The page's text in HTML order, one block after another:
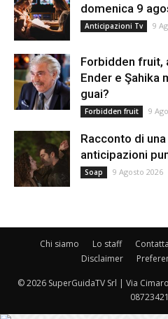
domenica 9
Anticipazioni Tv 9
Forbidden fruit,
Ender e Şahika
guai?
Forbidden fruit 9
Racconto di
anticipazioni
Soap 9 Agosto 2026
Chi siamo Lo staff
Disclaimer
© 2026 SuperGuidaTV Srl | Via